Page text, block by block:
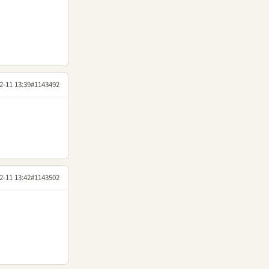
11 13:39#1143492
11 13:42#1143502